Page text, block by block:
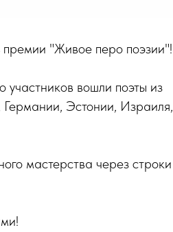
"Живое перо поэзии"!
участников вошли поэты из
Эстонии, Израиля,
мастерства через строки